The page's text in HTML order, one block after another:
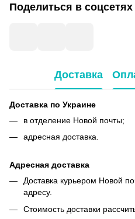
Поделиться в соцсетях
Доставка
Доставка по Украине
в отделение Новой почты;
адресная доставка.
Адресная доставка
Доставка курьером Новой
адресу.
Стоимость доставки